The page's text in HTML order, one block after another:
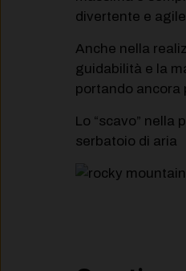
divertente e
Anche nella
guidabilità e la
portando ancora
Lo “scavo” nella
serbatoio di aria